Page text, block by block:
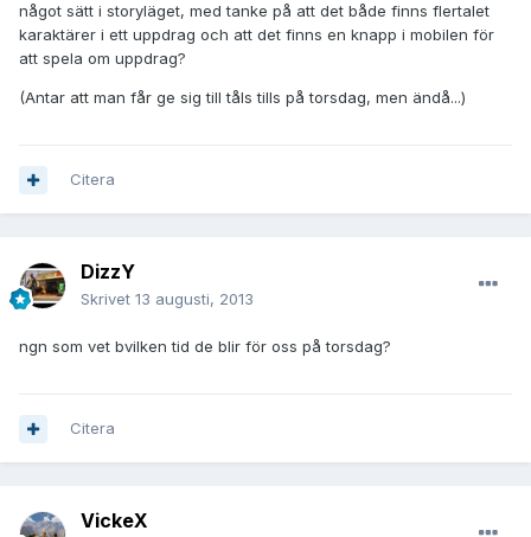
något sätt i storyläget, med tanke på att det både finns flertalet
karaktärer i ett uppdrag och att det finns en knapp i mobilen för
att spela om uppdrag?
(Antar att man får ge sig till tåls tills på torsdag, men ändå...)
Citera
DizzY
Skrivet 13 augusti, 2013
ngn som vet bvilken tid de blir för oss på torsdag?
Citera
VickeX